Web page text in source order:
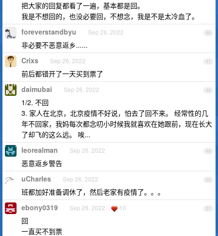
把大家的回复都看了一遍，基本都是回。
我是不想回的，也没必要回，不想念，我是不是太冷血了。
46
foreverstandbyu Sep 26, 2022
非必要不恶意返乡......
47
Crixs Sep 26, 2022
前后都错开了一天买到票了
48
daimubai Sep 26, 2022
1/2. 不回
3. 家人在北京，北京疫情不好说，怕去了回不来。 经常性的几
年不回家，我妈每次都念叨小时候我就喜欢在她跟前，现在长大
了却飞的这么远。 唉...
49
leorealman Sep 26, 2022
恶意返乡警告
50
uCharles Sep 26, 2022
班都加好准备调休了，然后老家有疫情了。。。
51
ebony0319 Sep 26, 2022 10
回
一直买不到票